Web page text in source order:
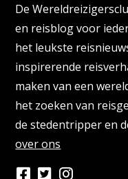
De
en reisblog voor
het leukste
inspirerende
maken van een
het zoeken van
de stedentripper en
over ons